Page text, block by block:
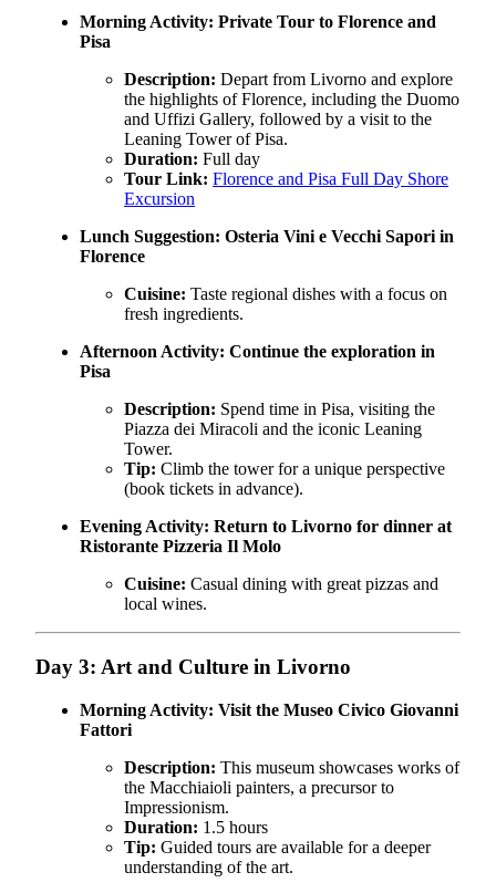
Morning Activity: Private Tour to Florence and
Pisa
Description: Depart from Livorno and explore
the highlights of Florence, including the Duomo
and Uffizi Gallery, followed by a visit to the
Leaning Tower of Pisa.
Duration: Full day
Tour Link: Florence and Pisa Full Day Shore
Excursion
Lunch Suggestion: Osteria Vini e Vecchi Sapori in
Florence
Cuisine: Taste regional dishes with a focus on
fresh ingredients.
Afternoon Activity: Continue the exploration in
Pisa
Description: Spend time in Pisa, visiting the
Piazza dei Miracoli and the iconic Leaning
Tower.
Tip: Climb the tower for a unique perspective
(book tickets in advance).
Evening Activity: Return to Livorno for dinner at
Ristorante Pizzeria Il Molo
Cuisine: Casual dining with great pizzas and
local wines.
Day 3: Art and Culture in Livorno
Morning Activity: Visit the Museo Civico Giovanni
Fattori
Description: This museum showcases works of
the Macchiaioli painters, a precursor to
Impressionism.
Duration: 1.5 hours
Tip: Guided tours are available for a deeper
understanding of the art.